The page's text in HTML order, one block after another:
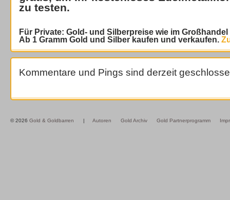
zu testen.
Für Private: Gold- und Silberpreise wie im
Ab 1 Gramm Gold und Silber kaufen und verkaufen.
Kommentare und Pings sind derzeit
© 2026 Gold & Goldbarren | Autoren Gold Archiv Gold Partnerprogramm